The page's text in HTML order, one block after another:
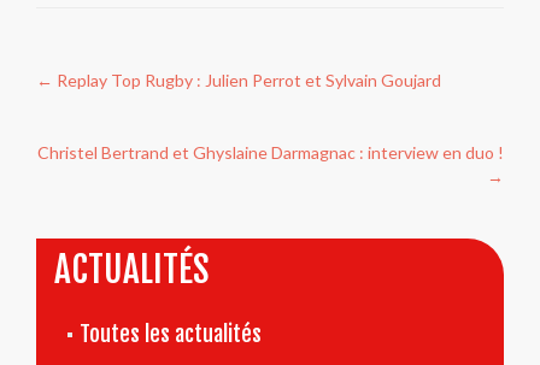
de
l’article
← Replay Top Rugby : Julien Perrot et Sylvain Goujard
Christel Bertrand et Ghyslaine Darmagnac : interview en duo !
→
ACTUALITÉS
Toutes les actualités